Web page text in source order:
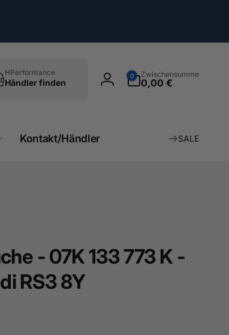
HPerformance
Händler finden Einloggen
0
Artikel
Zwischensumme
0,00 €
Kontakt/Händler SALE
- 07K 133 773 K -
RS3 8Y